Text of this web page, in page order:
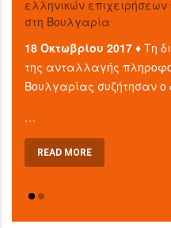
ελληνικών
στη Βουλγαρία
18 Οκτωβρίου 2017 ♦Τη
της ανταλλαγής
Βουλγαρίας συζήτησαν ο
…
READ MORE